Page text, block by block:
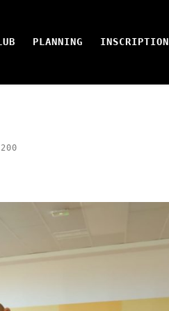
PLANNING INSCRIPTION